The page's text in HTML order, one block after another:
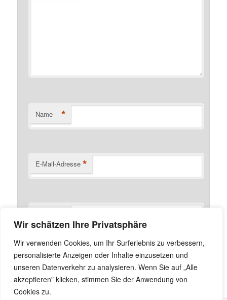
Wir schätzen Ihre Privatsphäre
Wir verwenden Cookies, um Ihr Surferlebnis zu verbessern,
personalisierte Anzeigen oder Inhalte einzusetzen und
unseren Datenverkehr zu analysieren. Wenn Sie auf „Alle
akzeptieren" klicken, stimmen Sie der Anwendung von
Cookies zu.
Name *
E-Mail-Adresse *
Name, E-Mail-Adresse und Website in diesem Browser
für meinen nächsten Kommentar speichern.